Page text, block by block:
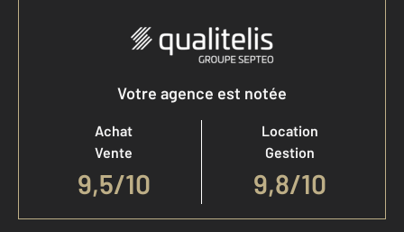
Votre agence est notée
Achat
Vente
9,5/10
Location
Gestion
9,8/10